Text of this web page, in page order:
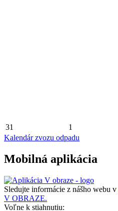
31 1
Kalendár zvozu odpadu
Mobilná aplikácia
Sledujte informácie z nášho webu v
V OBRAZE.
Voľne k stiahnutiu: